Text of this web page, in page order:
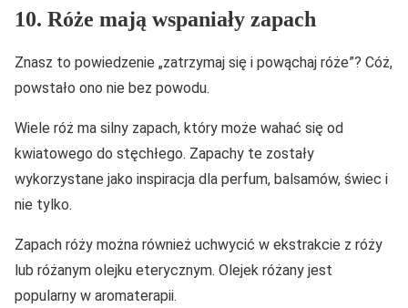
10. Róże mają wspaniały zapach
Znasz to powiedzenie „zatrzymaj się i powąchaj róże”? Cóż,
powstało ono nie bez powodu.
Wiele róż ma silny zapach, który może wahać się od
kwiatowego do stęchłego. Zapachy te zostały
wykorzystane jako inspiracja dla perfum, balsamów, świec i
nie tylko.
Zapach róży można również uchwycić w ekstrakcie z róży
lub różanym olejku eterycznym. Olejek różany jest
popularny w aromaterapii.